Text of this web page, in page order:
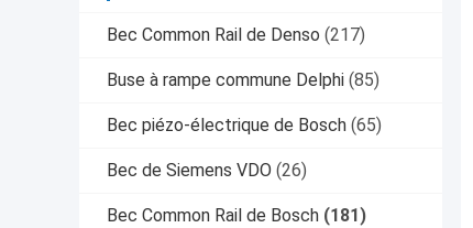
Bec Common Rail de Denso (217)
Buse à rampe commune Delphi (85)
Bec piézo-électrique de Bosch (65)
Bec de Siemens VDO (26)
Bec Common Rail de Bosch (181)